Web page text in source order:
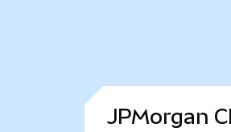
JPMorgan